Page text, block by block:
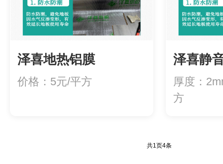
泽喜地热铝膜
价格：5元/平方
泽喜静
厚度：
方
共1页4条